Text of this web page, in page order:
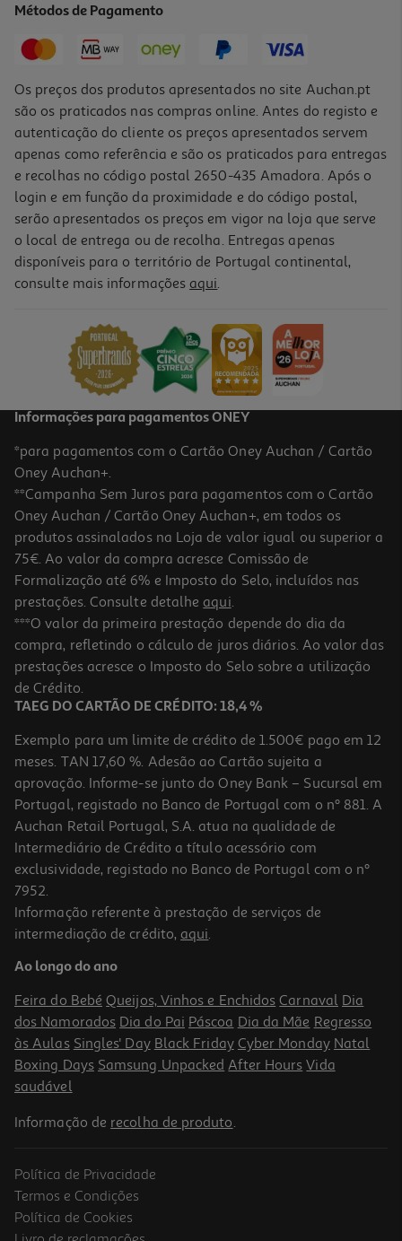
Métodos de Pagamento
Os preços dos produtos apresentados no site Auchan.pt
são os praticados nas compras online. Antes do registo e
autenticação do cliente os preços apresentados servem
apenas como referência e são os praticados para entregas
e recolhas no código postal 2650-435 Amadora. Após o
login e em função da proximidade e do código postal,
serão apresentados os preços em vigor na loja que serve
o local de entrega ou de recolha. Entregas apenas
disponíveis para o território de Portugal continental,
consulte mais informações aqui.
Informações para pagamentos ONEY
*para pagamentos com o Cartão Oney Auchan / Cartão
Oney Auchan+.
**Campanha Sem Juros para pagamentos com o Cartão
Oney Auchan / Cartão Oney Auchan+, em todos os
produtos assinalados na Loja de valor igual ou superior a
75€. Ao valor da compra acresce Comissão de
Formalização até 6% e Imposto do Selo, incluídos nas
prestações. Consulte detalhe aqui.
***O valor da primeira prestação depende do dia da
compra, refletindo o cálculo de juros diários. Ao valor das
prestações acresce o Imposto do Selo sobre a utilização
de Crédito.
TAEG DO CARTÃO DE CRÉDITO: 18,4 %
Exemplo para um limite de crédito de 1.500€ pago em 12
meses. TAN 17,60 %. Adesão ao Cartão sujeita a
aprovação. Informe-se junto do Oney Bank – Sucursal em
Portugal, registado no Banco de Portugal com o nº 881. A
Auchan Retail Portugal, S.A. atua na qualidade de
Intermediário de Crédito a título acessório com
exclusividade, registado no Banco de Portugal com o nº
7952.
Informação referente à prestação de serviços de
intermediação de crédito, aqui.
Ao longo do ano
Feira do Bebé Queijos, Vinhos e Enchidos Carnaval Dia
dos Namorados Dia do Pai Páscoa Dia da Mãe Regresso
às Aulas Singles' Day Black Friday Cyber Monday Natal
Boxing Days Samsung Unpacked After Hours Vida
saudável
Informação de recolha de produto.
Política de Privacidade
Termos e Condições
Política de Cookies